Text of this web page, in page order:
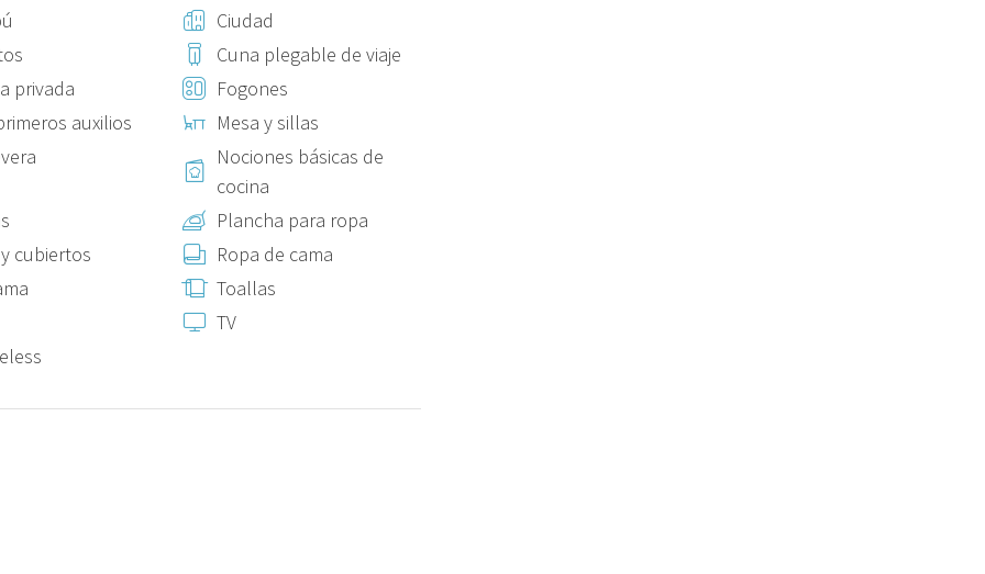
Ciudad
Cuna plegable de viaje
privada
Fogones
auxilios
Mesa y sillas
Nociones básicas de
cocina
Plancha para ropa
cubiertos
Ropa de cama
Toallas
TV